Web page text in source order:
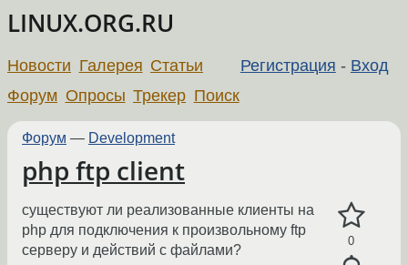
LINUX.ORG.RU
Регистрация - Вход
Новости Галерея Статьи
Форум Опросы Трекер Поиск
Форум — Development
php ftp client
0
существуют ли реализованные клиенты на
php для подключения к произвольному ftp
серверу и действий с файлами?